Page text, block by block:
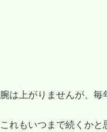
腕は上がりませんが、毎
これもいつまで続くかと